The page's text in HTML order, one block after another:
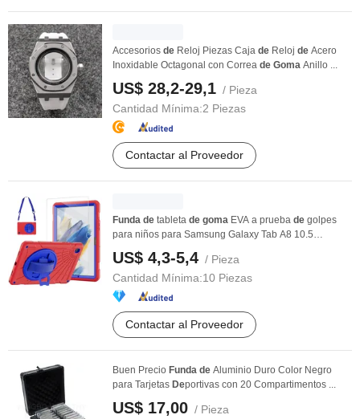
Accesorios de Reloj Piezas Caja de Reloj de Acero
Inoxidable Octagonal con Correa de Goma Anillo ...
US$ 28,2-29,1 / Pieza
Cantidad Mínima:2 Piezas
Contactar al Proveedor
Funda de tableta de goma EVA a prueba de golpes
para niños para Samsung Galaxy Tab A8 10.5
Pulgadas ...
US$ 4,3-5,4 / Pieza
Cantidad Mínima:10 Piezas
Contactar al Proveedor
Buen Precio Funda de Aluminio Duro Color Negro
para Tarjetas Deportivas con 20 Compartimentos ...
US$ 17,00 / Pieza